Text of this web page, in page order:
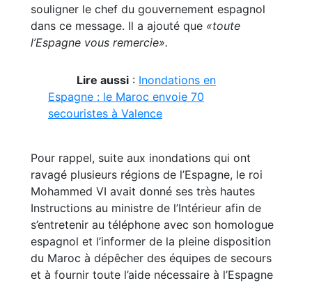
souligner le chef du gouvernement espagnol
dans ce message. Il a ajouté que «toute
l’Espagne vous remercie».
Lire aussi : Inondations en
Espagne : le Maroc envoie 70
secouristes à Valence
Pour rappel, suite aux inondations qui ont
ravagé plusieurs régions de l’Espagne, le roi
Mohammed VI avait donné ses très hautes
Instructions au ministre de l’Intérieur afin de
s’entretenir au téléphone avec son homologue
espagnol et l’informer de la pleine disposition
du Maroc à dépêcher des équipes de secours
et à fournir toute l’aide nécessaire à l’Espagne